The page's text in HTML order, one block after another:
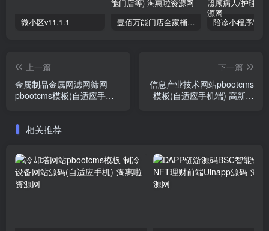
微小区v11.1.1 壹佰万能门店全家桶10套独立版v2.6.68(​多商户+智能名片+智慧轻站+万能门店等)
上一篇
金属制品金属网滤网筛网
pbootcms模板(自适应手机)
下一篇
信息产业技术网站pbootcms
模板(自适应手机端) 高新科
相关推荐